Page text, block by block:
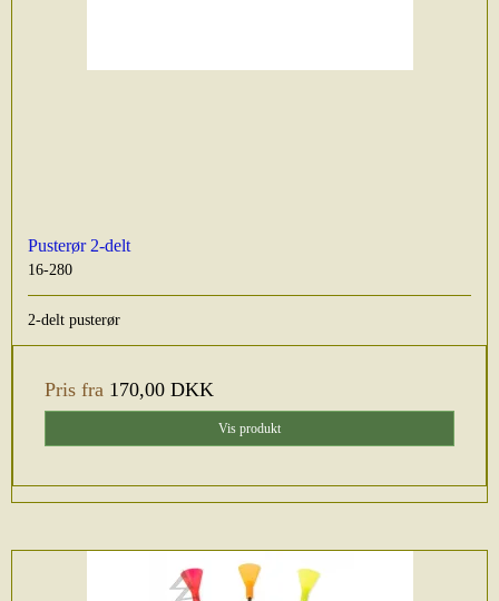
Pusterør 2-delt
16-280
2-delt pusterør
Pris fra 170,00 DKK
Vis produkt